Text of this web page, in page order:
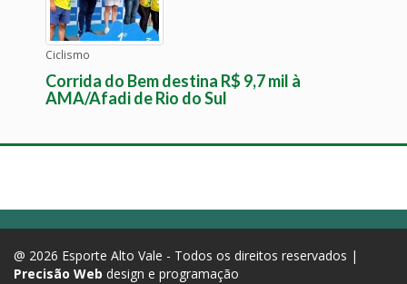
Ciclismo
Corrida do Bem destina R$ 9,7 mil à
AMA/Afadi de Rio do Sul
@ 2026 Esporte Alto Vale - Todos os direitos reservados |
Precisão Web design e programação